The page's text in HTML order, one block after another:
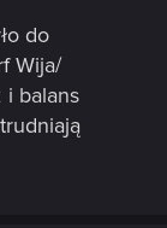
do
Wija/
i balans